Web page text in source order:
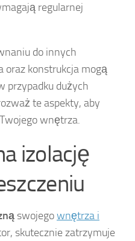
regularnej
do innych
oraz konstrukcja mogą
przypadku dużych
te aspekty, aby
wnętrza.
izolację
swojegownętrza i
skutecznie zatrzymuje